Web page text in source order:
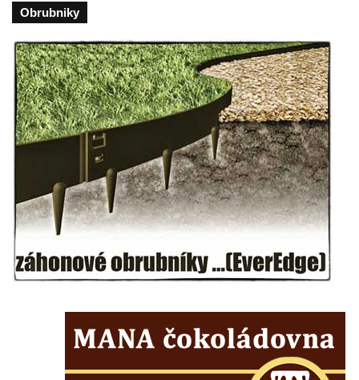
Budějovicích
nádvoří kláštera dominikánů v Českých
Budějovicích
Socha svatého Zachariáše na nádvoří
kláštera dominikánů v Českých
Budějovicích
Socha svatého Josefa na nádvoří kláštera
dominikánů v Českých Budějovicích
Socha svaté Anny na nádvoří kláštera
dominikánů v Českých Budějovicích
Socha svatého Dominika na nádvoří
kláštera dominikánů v Českých
dominikánů u Piaristického náměstí v
Obrubniky